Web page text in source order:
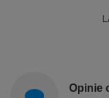
Opinie